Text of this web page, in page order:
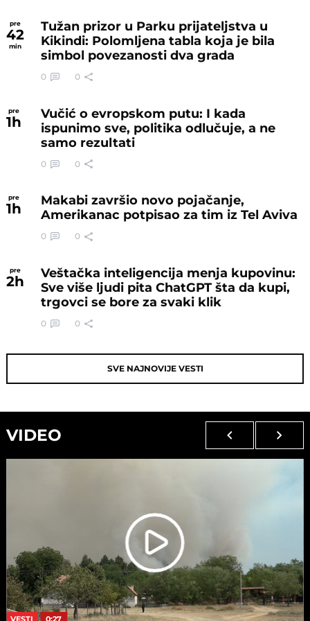
pre
42
min
Tužan prizor u Parku prijateljstva u
Kikindi: Polomljena tabla koja je bila
simbol povezanosti dva grada
0 0
pre
1h
Vučić o evropskom putu: I kada
ispunimo sve, politika odlučuje, a ne
samo rezultati
0 0
pre
1h
Makabi završio novo pojačanje,
Amerikanac potpisao za tim iz Tel Aviva
0 0
pre
2h
Veštačka inteligencija menja kupovinu:
Sve više ljudi pita ChatGPT šta da kupi,
trgovci se bore za svaki klik
0 0
SVE NAJNOVIJE VESTI
VIDEO